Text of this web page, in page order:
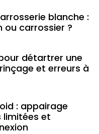
blanche :
ou carrossier ?
détartrer une
et erreurs à
: appairage
limitées et